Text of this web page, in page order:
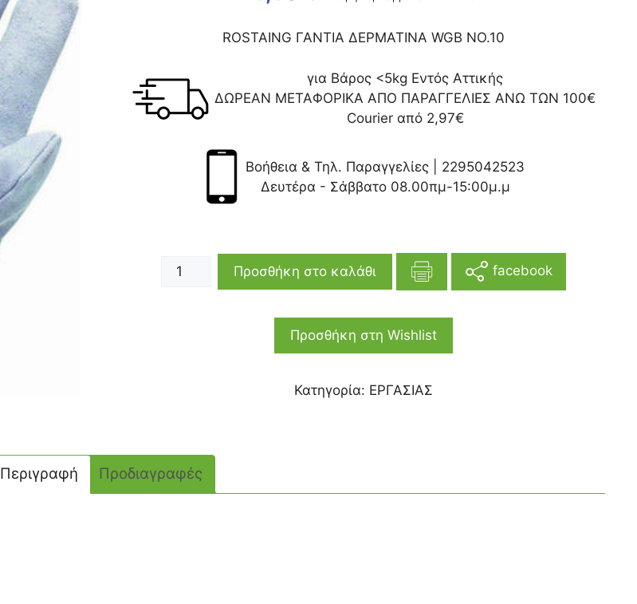
ROSTAING ΓΑΝΤΙΑ ΔΕΡΜΑΤΙΝΑ WGB NO.10
για Βάρος <5kg Εντός Αττικής
ΔΩΡΕΑΝ ΜΕΤΑΦΟΡΙΚΑ ΑΠΟ ΠΑΡΑΓΓΕΛΙΕΣ ΑΝΩ ΤΩΝ 100€
Courier από 2,97€
Βοήθεια & Τηλ. Παραγγελίες | 2295042523
Δευτέρα - Σάββατο 08.00πμ-15:00μ.μ
Προσθήκη στο καλάθι facebook
Προσθήκη στη Wishlist
Κατηγορία: ΕΡΓΑΣΙΑΣ
Περιγραφή Προδιαγραφές